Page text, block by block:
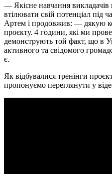
— Якісне навчання викладачів
втілювати свій потенціал під
Артем і продовжив: — дякую
проєкту. 4 години, які ми
демонструють той факт, що в
активного та свідомого
є.
Як відбувалися тренінги
пропонуємо переглянути у